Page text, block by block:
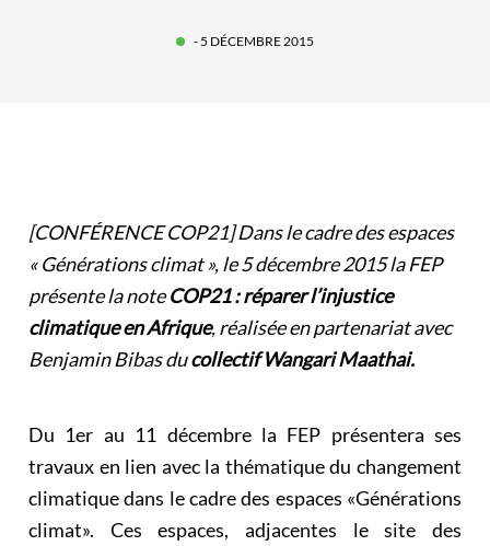
- 5 DÉCEMBRE 2015
[CONFÉRENCE COP21] Dans le cadre des espaces
« Générations climat », le 5 décembre 2015 la FEP
présente la noteCOP21 : réparer l’injustice
climatique en Afrique, réalisée en partenariat avec
Benjamin Bibas ducollectifWangari Maathai.
Du 1er au 11 décembre la FEP présentera ses
travaux en lien avec la thématique du changement
climatique dans le cadre des espaces «Générations
climat». Ces espaces, adjacentes le site des